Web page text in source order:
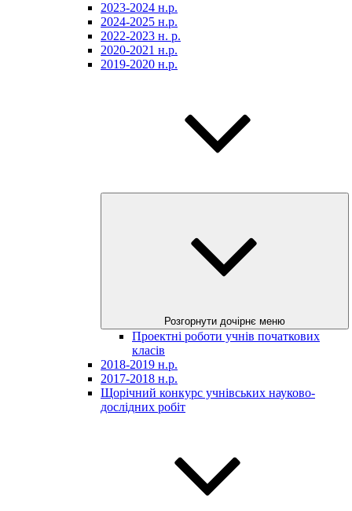
2023-2024 н.р.
2024-2025 н.р.
2022-2023 н. р.
2020-2021 н.р.
2019-2020 н.р.
Розгорнути дочірнє меню
Проектні роботи учнів початкових
класів
2018-2019 н.р.
2017-2018 н.р.
Щорічний конкурс учнівських науково-
дослідних робіт